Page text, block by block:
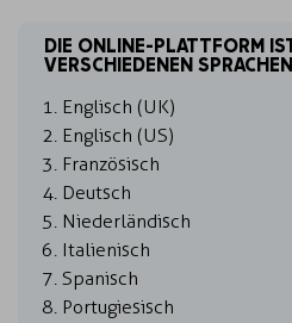
DIE ONLINE-PLATTFORM
VERSCHIEDENEN
Englisch (UK)
Englisch (US)
Französisch
Deutsch
Niederländisch
Italienisch
Spanisch
Portugiesisch